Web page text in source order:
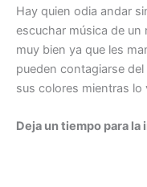
Hay quien odia andar
escuchar música de
muy bien ya que les
pueden contagiarse
sus colores mientras lo
Deja un tiempo para